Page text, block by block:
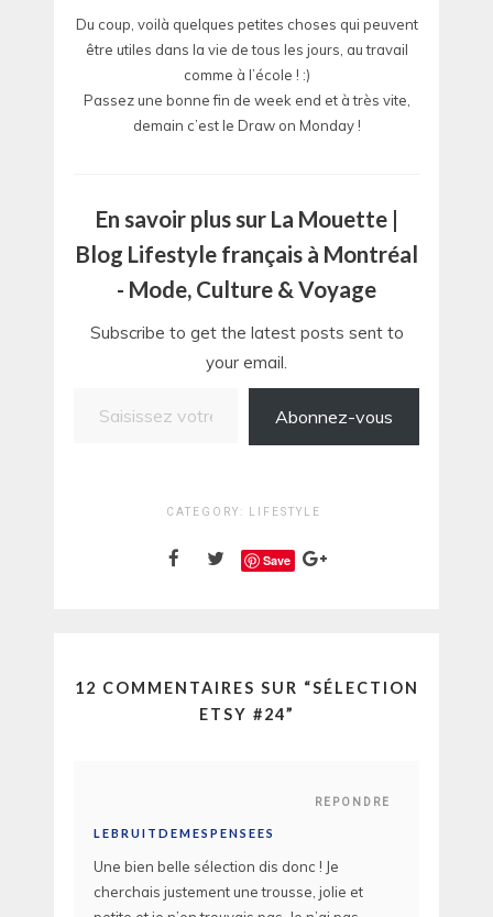
Du coup, voilà quelques petites choses qui peuvent
être utiles dans la vie de tous les jours, au travail
comme à l’école ! :)
Passez une bonne fin de week end et à très vite,
demain c’est le Draw on Monday !
En savoir plus sur La Mouette |
Blog Lifestyle français à Montréal
- Mode, Culture & Voyage
Subscribe to get the latest posts sent to
your email.
Abonnez-vous
CATEGORY: LIFESTYLE
Save
12 COMMENTAIRES SUR “SÉLECTION
ETSY #24”
REPONDRE
LEBRUITDEMESPENSEES
Une bien belle sélection dis donc ! Je
cherchais justement une trousse, jolie et